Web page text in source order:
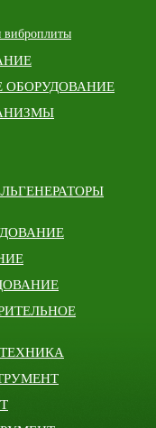
виброплиты
ОБОРУДОВАНИЕ